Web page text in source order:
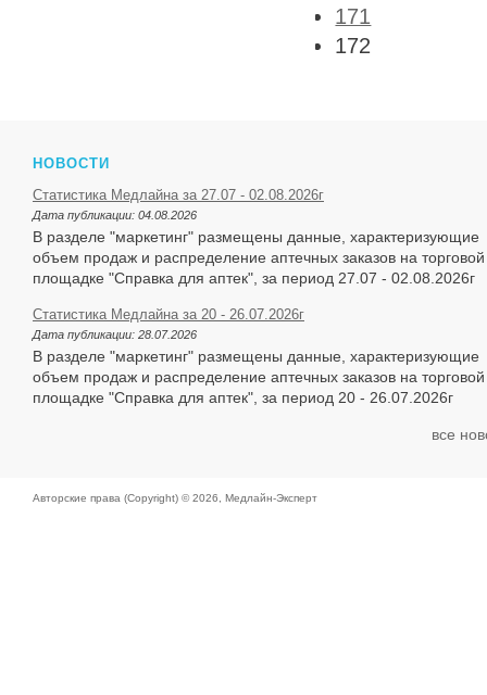
171
172
НОВОСТИ
Статистика Медлайна за 27.07 - 02.08.2026г
Дата публикации: 04.08.2026
В разделе "маркетинг" размещены данные, характеризующие
объем продаж и распределение аптечных заказов на торговой
площадке "Справка для аптек", за период 27.07 - 02.08.2026г
Статистика Медлайна за 20 - 26.07.2026г
Дата публикации: 28.07.2026
В разделе "маркетинг" размещены данные, характеризующие
объем продаж и распределение аптечных заказов на торговой
площадке "Справка для аптек", за период 20 - 26.07.2026г
все
Авторские права (Copyright) © 2026, Медлайн-Эксперт